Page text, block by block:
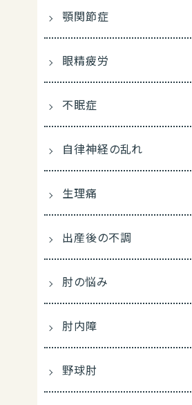
顎関節症
眼精疲労
不眠症
自律神経の乱れ
生理痛
出産後の不調
肘の悩み
肘内障
野球肘